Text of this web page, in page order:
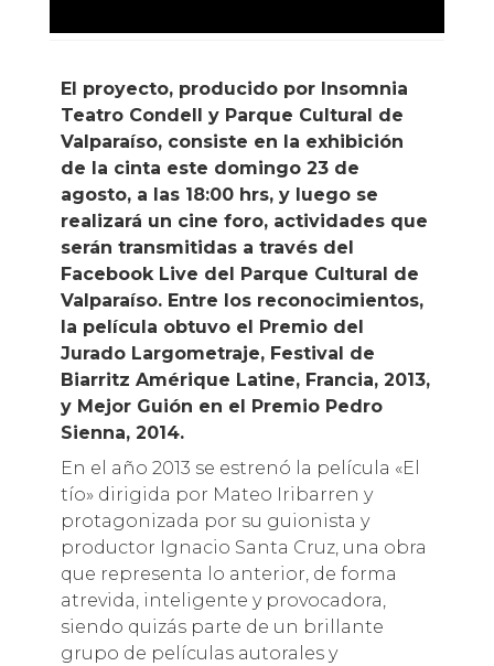
El proyecto, producido por Insomnia
Teatro Condell y Parque Cultural de
Valparaíso, consiste en la exhibición
de la cinta este domingo 23 de
agosto, a las 18:00 hrs, y luego se
realizará un cine foro, actividades que
serán transmitidas a través del
Facebook Live del Parque Cultural de
Valparaíso. Entre los reconocimientos,
la película obtuvo el Premio del
Jurado Largometraje, Festival de
Biarritz Amérique Latine, Francia, 2013,
y Mejor Guión en el Premio Pedro
Sienna, 2014.
En el año 2013 se estrenó la película «El
tío» dirigida por Mateo Iribarren y
protagonizada por su guionista y
productor Ignacio Santa Cruz, una obra
que representa lo anterior, de forma
atrevida, inteligente y provocadora,
siendo quizás parte de un brillante
grupo de películas autorales y